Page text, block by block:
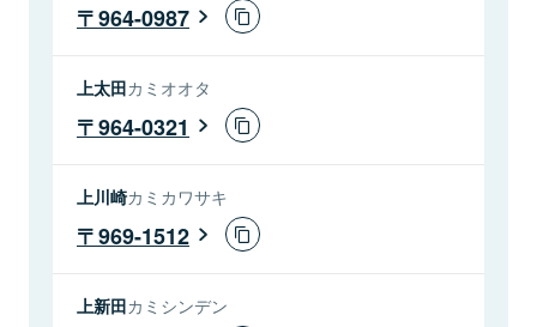
964-0987
上太田カミオオタ
964-0321
上川崎カミカワサキ
969-1512
上新田カミシンデン